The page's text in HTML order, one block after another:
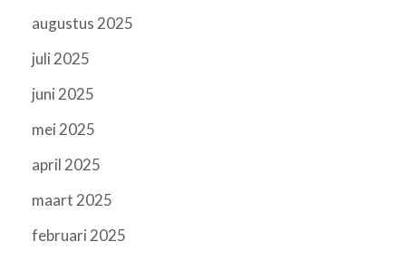
augustus 2025
juli 2025
juni 2025
mei 2025
april 2025
maart 2025
februari 2025